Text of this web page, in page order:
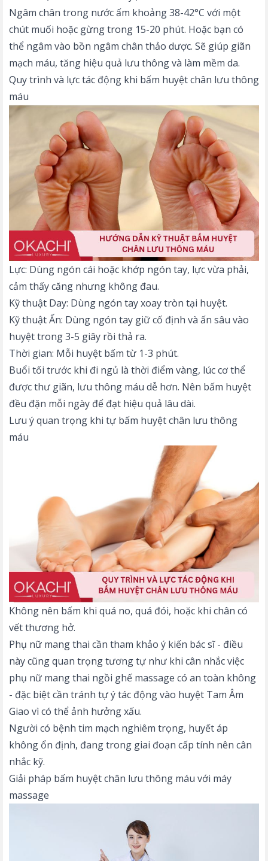
Ngâm chân trong nước ấm khoảng 38-42°C với một
chút muối hoặc gừng trong 15-20 phút. Hoặc bạn có
thể ngâm vào bồn ngâm chân thảo dược. Sẽ giúp giãn
mạch máu, tăng hiệu quả lưu thông và làm mềm da.
Quy trình và lực tác động khi bấm huyệt chân lưu thông
máu
Lực: Dùng ngón cái hoặc khớp ngón tay, lực vừa phải,
cảm thấy căng nhưng không đau.
Kỹ thuật Day: Dùng ngón tay xoay tròn tại huyệt.
Kỹ thuật Ấn: Dùng ngón tay giữ cố định và ấn sâu vào
huyệt trong 3-5 giây rồi thả ra.
Thời gian: Mỗi huyệt bấm từ 1-3 phút.
Buổi tối trước khi đi ngủ là thời điểm vàng, lúc cơ thể
được thư giãn, lưu thông máu dễ hơn. Nên bấm huyệt
đều đặn mỗi ngày để đạt hiệu quả lâu dài.
Lưu ý quan trọng khi tự bấm huyệt chân lưu thông
máu
Không nên bấm khi quá no, quá đói, hoặc khi chân có
vết thương hở.
Phụ nữ mang thai cần tham khảo ý kiến bác sĩ - điều
này cũng quan trọng tương tự như khi cân nhắc việc
phụ nữ mang thai ngồi ghế massage có an toàn không
- đặc biệt cần tránh tự ý tác động vào huyệt Tam Âm
Giao vì có thể ảnh hưởng xấu.
Người có bệnh tim mạch nghiêm trọng, huyết áp
không ổn định, đang trong giai đoạn cấp tính nên cân
nhắc kỹ.
Giải pháp bấm huyệt chân lưu thông máu với máy
massage